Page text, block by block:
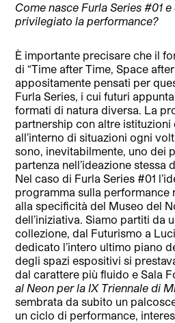
Come nasce Furla Series #01
privilegiato la performance?
È importante precisare che il
di “Time after Time, Space
appositamente pensati per
Furla Series, i cui futuri
formati di natura diversa. La
partnership con altre
all’interno di situazioni ogni
sono, inevitabilmente, uno dei
partenza nell’ideazione stessa
Nel caso di Furla Series #01
programma sulla performance
alla specificità del Museo del
dell’iniziativa. Siamo partiti da
collezione, dal Futurismo a
dedicato l’intero ultimo piano
degli spazi espositivi si
dal carattere più fluido e Sala
al Neon per la IX Triennale di
sembrata da subito un
un ciclo di performance,